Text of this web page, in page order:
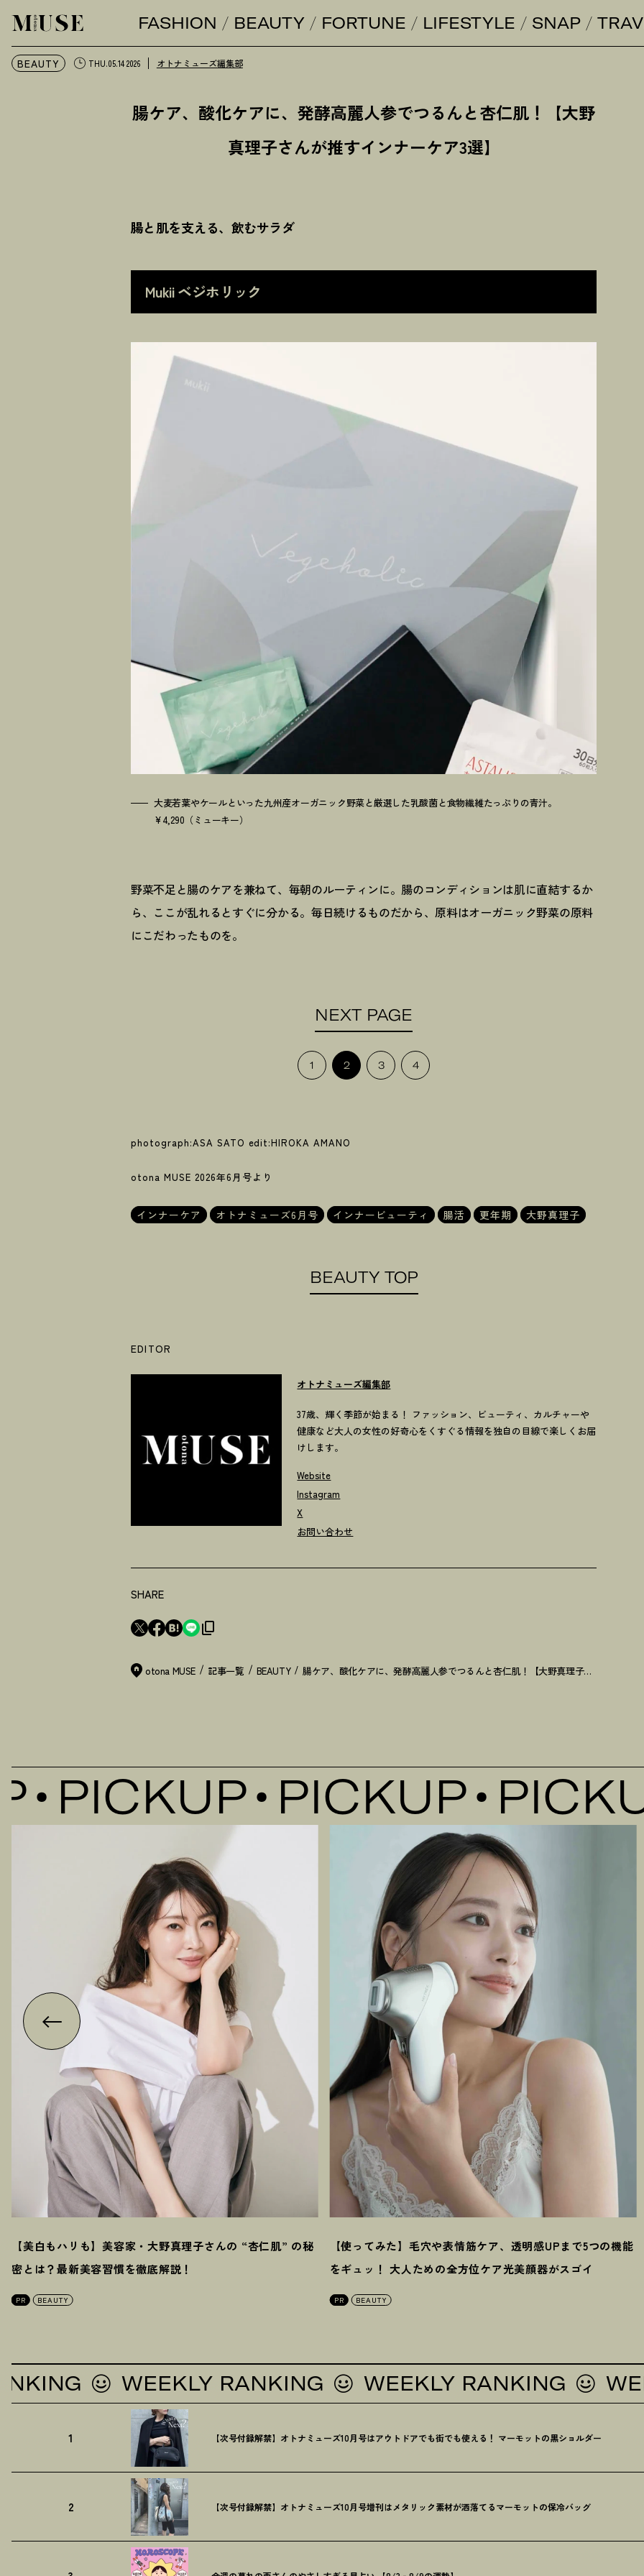
オトナミューズ ウェブFASHION BEAUTY FORTUNE LIFESTYLE SNAP
BEAUTY THU.05.14 2026 オトナミューズ編集部
腸ケア、酸化ケアに、発酵高麗人参でつるんと杏仁肌 ！
【大野
真理子さんが推すインナーケア3選】
腸と肌を支える、飲むサラダ
Mukii ベジホリック
大麦若葉やケールといった九州産オーガニック野菜と厳選した乳酸菌と食物繊維たっぷりの青汁。
¥4,290（ミューキー）
野菜不足と腸のケアを兼ねて、毎朝のルーティンに。腸のコンディションは肌に直結するか
ら、ここが乱れるとすぐに分かる。毎日続けるものだから、原料はオーガニック野菜の原料
にこだわったものを。
NEXT PAGE
1 2 3 4
photograph:ASA SATO edit:HIROKA AMANO
otona MUSE 2026年6月号より
インナーケア オトナミューズ6月号 インナービューティ 腸活 更年期 大野真理子
BEAUTY TOP
EDITOR
オトナミューズ編集部
37歳、輝く季節が始まる！ ファッション、ビューティ、カルチャーや
健康など大人の女性の好奇心をくすぐる情報を独自の目線で楽しくお届
けします。
Website
Instagram
X
お問い合わせ
SHARE
otona MUSE 記事一覧 BEAUTY 腸ケア、酸化ケアに、発酵高麗人参でつるんと杏仁肌！ 【大野真理子さんが推すインナーケア3選】
PICKUP PICKUP PICKUP
【美白もハリも】美容家・大野真理子さんの “杏仁肌” の秘
密とは？最新美容習慣を徹底解説 ！
PR BEAUTY
【使ってみた】毛穴や表情筋ケア、透明感UPまで5つの機能
をギュッ ！ 大人ための全方位ケア光美顔器がスゴイ
PR BEAUTY
WEEKLY RANKING WEEKLY RANKING
1 【次号付録解禁】オトナミューズ10月号はアウトドアでも街でも使える ！ マーモットの黒ショルダー
2 【次号付録解禁】オトナミューズ10月号増刊はメタリック素材が洒落てるマーモットの保冷バッグ